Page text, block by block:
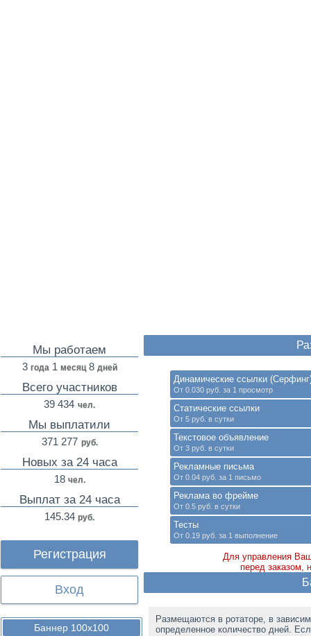
Мы работаем
3 года 1 месяц8 дней
Всего участников
39 434 чел.
Мы выплатили
371 277 руб.
Новых за 24 часа
18 чел.
Выплат за 24 часа
145.34 руб.
Регистрация
Вход
Баннер 100х100
Динамические ссылки
От 0.030 руб. за 1 просмотр
Статические ссылки
От 5 руб. в сутки
Текстовое объявление
От 3 руб. в сутки
Рекламные письма
От 0.04 руб. за 1 письмо
Реклама во фрейме
От 0.5 руб. в сутки
Тесты
От 0.19 руб. за 1 выполнение
Для управления
перед заказом,
Размещаются в ротаторе, в
определенное количество дней.